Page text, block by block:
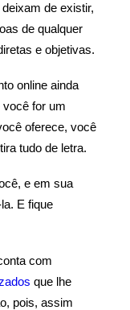
de existir,
de qualquer
e objetivas.
online ainda
for um
oferece, você
tudo de letra.
e em sua
E fique
com
que lhe
pois, assim